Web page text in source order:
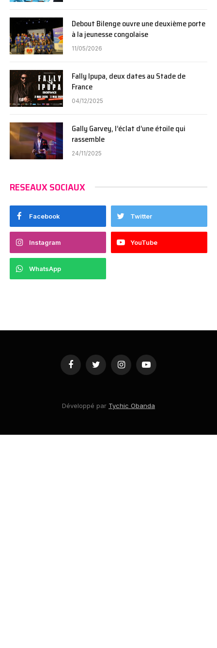
Debout Bilenge ouvre une deuxième porte
à la jeunesse congolaise
11/05/2026
Fally Ipupa, deux dates au Stade de
France
04/12/2025
Gally Garvey, l’éclat d’une étoile qui
rassemble
24/11/2025
RESEAUX SOCIAUX
Facebook Twitter
Instagram YouTube
WhatsApp
FacebookTwitter InstagramYouTube
Développé par Tychic Obanda